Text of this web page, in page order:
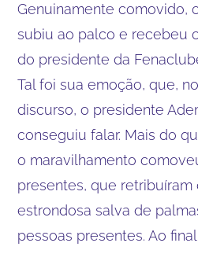
Genuinamente comovido,
subiu ao palco e recebeu
do presidente da
Tal foi sua emoção, que,
discurso, o presidente
conseguiu falar. Mais do
o maravilhamento
presentes, que retribuíram
estrondosa salva de
pessoas presentes. Ao